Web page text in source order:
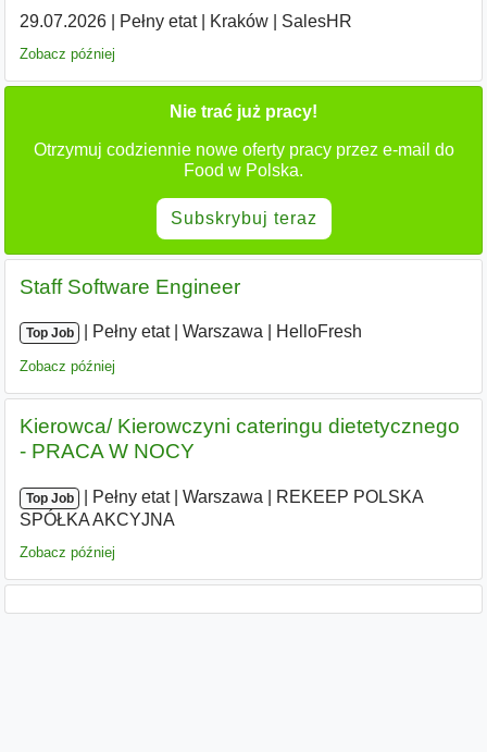
29.07.2026| Pełny etat| Kraków| SalesHR
Zobacz później
Nie trać już pracy!
Otrzymuj codziennie nowe oferty pracy przez e-mail do
Food w Polska.
Subskrybuj teraz
Staff Software Engineer
Top Job Pełny etat| Warszawa HelloFresh
Zobacz później
Kierowca/ Kierowczyni cateringu dietetycznego
- PRACA W NOCY
Top Job Pełny etat| Warszawa
REKEEP POLSKA
SPÓŁKA AKCYJNA
Zobacz później